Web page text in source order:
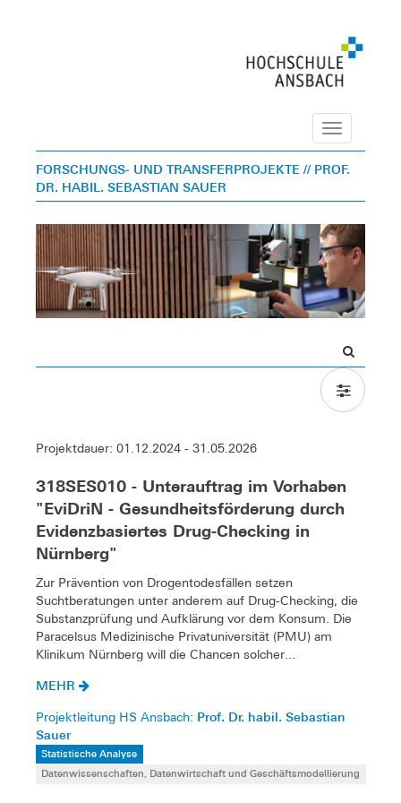
Navigation
FORSCHUNGS- UND TRANSFERPROJEKTE // PROF.
DR. HABIL. SEBASTIAN SAUER
Projektdauer: 01.12.2024 - 31.05.2026
318SES010 - Unterauftrag im Vorhaben
"EviDriN - Gesundheitsförderung durch
Evidenzbasiertes Drug-Checking in
Nürnberg"
Zur Prävention von Drogentodesfällen setzen
Suchtberatungen unter anderem auf Drug-Checking, die
Substanzprüfung und Aufklärung vor dem Konsum. Die
Paracelsus Medizinische Privatuniversität (PMU) am
Klinikum Nürnberg will die Chancen solcher...
MEHR
Projektleitung HS Ansbach: Prof. Dr. habil. Sebastian
Sauer
Statistische Analyse
Datenwissenschaften, Datenwirtschaft und Geschäftsmodellierung